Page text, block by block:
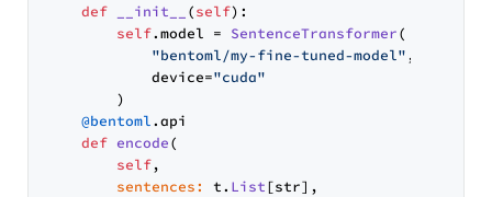
def
__init__ (self):
self.model = SentenceTransformer(
"bentoml/my-fine-tuned-model" ,
            device=
"cuda"
        )
@bentoml.api
def encode(
self,
sentences:
t. List[str],